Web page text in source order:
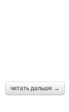
читать дальше →